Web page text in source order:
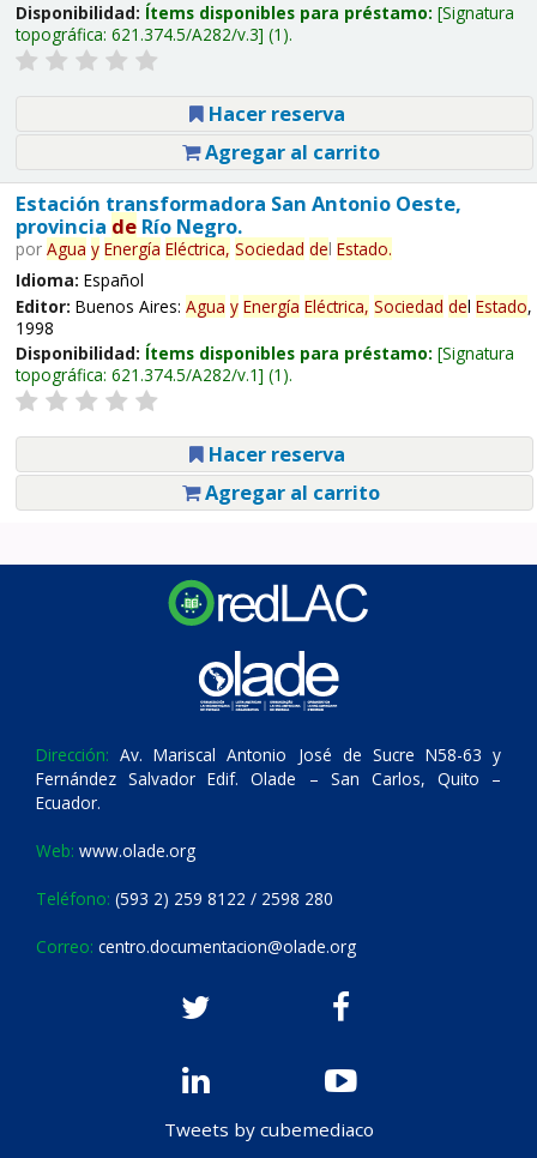
Disponibilidad: Ítems disponibles para préstamo: Signatura
topográfica: 621.374.5/A282/v.3 (1).
Hacer reserva
Agregar al carrito
Estación transformadora San Antonio Oeste,
provincia deRío Negro.
por Agua y Energía Eléctrica, Sociedad del Estado.
Idioma: Español
Editor: Buenos Aires: Agua y Energía Eléctrica, Sociedad del Estado,
1998
Disponibilidad: Ítems disponibles para préstamo: Signatura
topográfica: 621.374.5/A282/v.1 (1).
Hacer reserva
Agregar al carrito
Dirección: Av. Mariscal Antonio José de Sucre N58-63 y
Fernández Salvador Edif. Olade – San Carlos, Quito –
Ecuador.
Web: www.olade.org
Teléfono: (593 2) 259 8122 / 2598 280
Correo: centro.documentacion@olade.org
Tweets by cubemediaco